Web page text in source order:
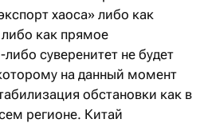
хаоса» либо как
как прямое
либо суверенитет не будет
на данный момент
обстановки как в
регионе. Китай